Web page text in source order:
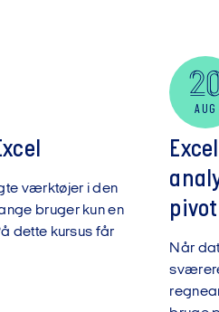
værktøjer i den
bruger kun en
dette kursus får
AUG
Når